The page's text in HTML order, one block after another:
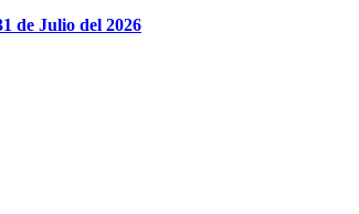
de Julio del 2026